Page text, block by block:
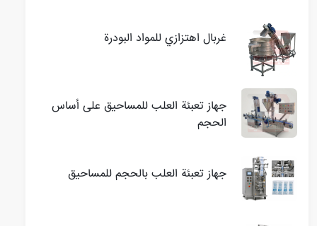
غربال اهتزازي للمواد البودرة
جهاز تعبئة العلب للمساحيق على أساس
الحجم
جهاز تعبئة العلب بالحجم للمساحيق